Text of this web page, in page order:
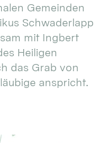
Gemeinden
Schwaderlapp
mit Ingbert
Heiligen
das Grab von
anspricht.